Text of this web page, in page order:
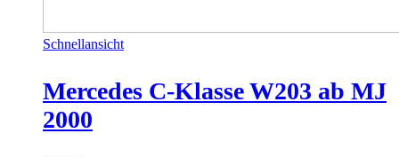
Schnellansicht
Mercedes C-Klasse W203 ab MJ
2000